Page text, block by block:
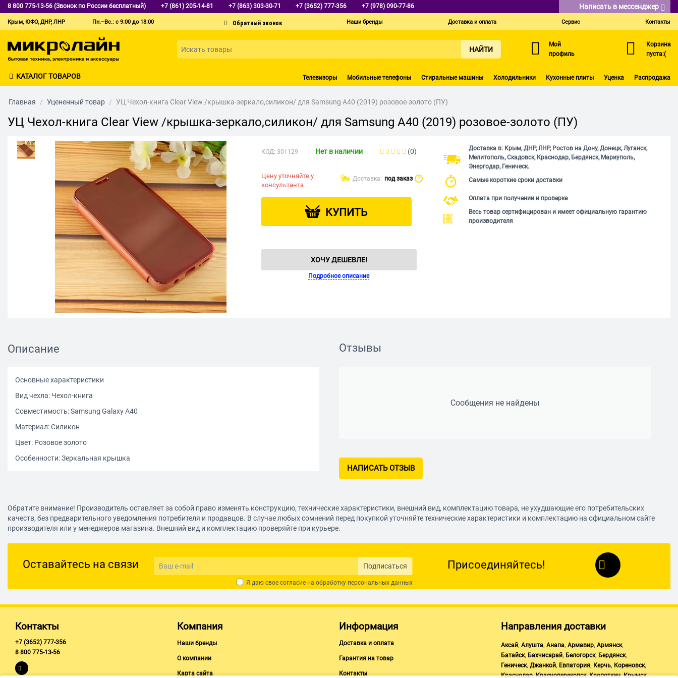
8 800 775-13-56 (Звонок по России бесплатный) +7 (861) 205-14-81 +7 (863) 303-30-71 +7 (3652) 777-356 +7 (978) 090-77-86 Написать в мессенджер
Крым, ЮФО, ДНР, ЛНР Пн.–Вс.: с 9:00 до 18:00 Наши бренды Доставка и оплата Сервис Контакты
НАЙТИ
Мой
профиль
Корзина
пуста:(
КАТАЛОГ ТОВАРОВ Телевизоры Мобильные телефоны Стиральные машины Холодильники Кухонные плиты Уценка Распродажа
Главная / Уцененный товар / УЦ Чехол-книга Clear View /крышка-зеркало,силикон/ для Samsung A40 (2019) розовое-золото (ПУ)
УЦ Чехол-книга Clear View /крышка-зеркало,силикон/ для Samsung A40 (2019) розовое-золото (ПУ)
КОД: 301129 Нет в наличии (0)
Цену уточняйте у
консультанта
Доставка: под заказ ?
КУПИТЬ
ХОЧУ ДЕШЕВЛЕ!
Подробное описание
Доставка в: Крым, ДНР, ЛНР, Ростов на Дону, Донецк, Луганск,
Мелитополь, Скадовск, Краснодар, Бердянск, Мариуполь,
Энергодар, Геническ.
Самые короткие сроки доставки
Оплата при получении и проверке
Весь товар сертифицирован и имеет официальную гарантию
производителя
Описание
Основные характеристики
Вид чехла: Чехол-книга
Совместимость: Samsung Galaxy A40
Материал: Силикон
Цвет: Розовое золото
Особенности: Зеркальная крышка
Отзывы
Сообщения не найдены
НАПИСАТЬ ОТЗЫВ
Обратите внимание! Производитель оставляет за собой право изменять конструкцию, технические характеристики, внешний вид, комплектацию товара, не ухудшающие его потребительских
качеств, без предварительного уведомления потребителя и продавцов. В случае любых сомнений перед покупкой уточняйте технические характеристики и комплектацию на официальном сайте
производителя или у менеджеров магазина. Внешний вид и комплектацию проверяйте при курьере.
Оставайтесь на связи Подписаться
Я даю свое согласие на обработку персональных данных
Присоединяйтесь!
Контакты
+7 (3652) 777-356
8 800 775-13-56
Компания
Наши бренды
О компании
Карта сайта
Информация
Доставка и оплата
Гарантия на товар
Контакты
Направления доставки
Аксай, Алушта, Анапа, Армавир, Армянск,
Батайск, Бахчисарай, Белогорск, Бердянск,
Геническ, Джанкой, Евпатория, Керчь, Кореновск,
Краснодар,Красноперекопск,Кропоткин,Крымск,